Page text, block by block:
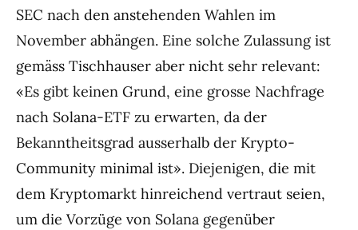
SEC nach den anstehenden Wahlen im
November abhängen. Eine solche Zulassung ist
gemäss Tischhauser aber nicht sehr relevant:
«Es gibt keinen Grund, eine grosse Nachfrage
nach Solana-ETF zu erwarten, da der
Bekanntheitsgrad ausserhalb der Krypto-
Community minimal ist». Diejenigen, die mit
dem Kryptomarkt hinreichend vertraut seien,
um die Vorzüge von Solana gegenüber